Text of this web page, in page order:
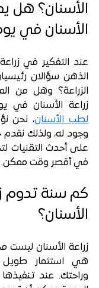
الأسنان؟ هل
الأسنان في
زراعة الأسنان في
لطب الأسنان
في أقصر وقت ممكن.
كم سنة تدوم
الأسنان؟